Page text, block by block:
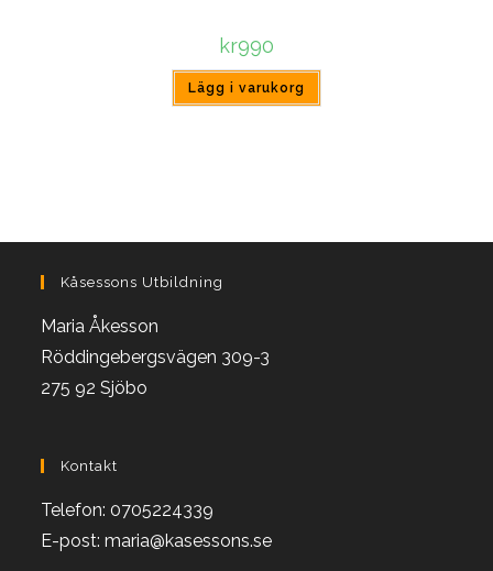
kr990
Lägg i varukorg
Kåsessons Utbildning
Maria Åkesson
Röddingebergsvägen 309-3
275 92 Sjöbo
Kontakt
Telefon: 0705224339
E-post: maria@kasessons.se